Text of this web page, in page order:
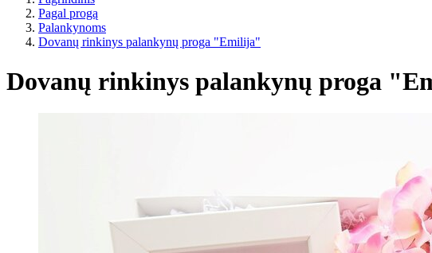
Pagal progą
Palankynoms
Dovanų rinkinys palankynų proga "Emilija"
Dovanų rinkinys palankynų proga